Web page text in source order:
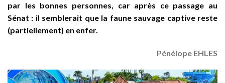
par les bonnes personnes, car après ce passage au
Sénat : il semblerait que la faune sauvage captive reste
(partiellement) en enfer.
Pénélope EHLES